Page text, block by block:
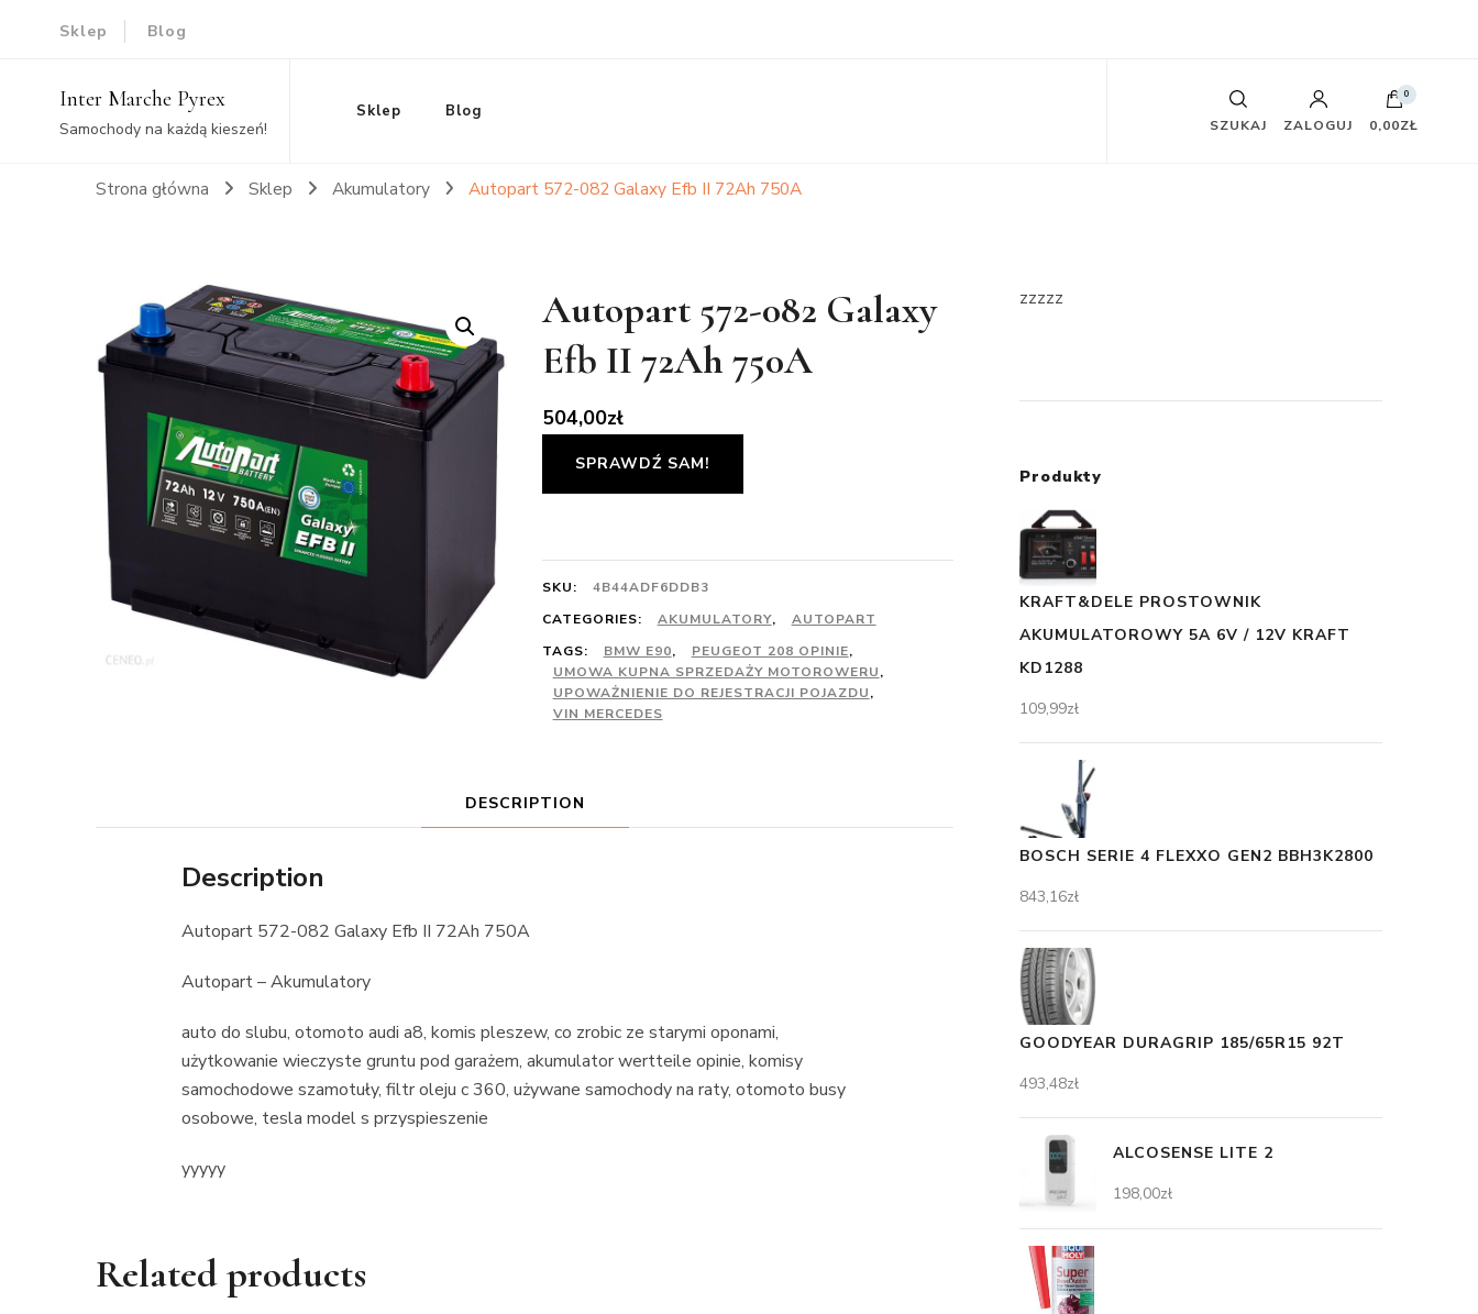
Sklep Blog
Inter Marche Pyrex
Samochody na każdą kieszeń!
Sklep Blog
SZUKAJ ZALOGUJ
0
0,00ZŁ
Strona główna Sklep Akumulatory Autopart 572-082 Galaxy Efb II 72Ah 750A
Autopart 572-082 Galaxy
Efb II 72Ah 750A
504,00zł
SPRAWDŹ SAM!
SKU:
4B44ADF6DDB3
CATEGORIES:
AKUMULATORY,
AUTOPART
TAGS:
BMW E90, PEUGEOT 208 OPINIE,
UMOWA KUPNA SPRZEDAŻY MOTOROWERU,
UPOWAŻNIENIE DO REJESTRACJI POJAZDU,
VIN MERCEDES
DESCRIPTION
Description
Autopart 572-082 Galaxy Efb II 72Ah 750A
Autopart – Akumulatory
auto do slubu, otomoto audi a8, komis pleszew, co zrobic ze starymi oponami,
użytkowanie wieczyste gruntu pod garażem, akumulator wertteile opinie, komisy
samochodowe szamotuły, filtr oleju c 360, używane samochody na raty, otomoto busy
osobowe, tesla model s przyspieszenie
yyyyy
Related products
zzzzz
Produkty
KRAFT&DELE PROSTOWNIK
AKUMULATOROWY 5A 6V / 12V KRAFT
KD1288
109,99zł
BOSCH SERIE 4 FLEXXO GEN2 BBH3K2800
843,16zł
GOODYEAR DURAGRIP 185/65R15 92T
493,48zł
ALCOSENSE LITE 2
198,00zł